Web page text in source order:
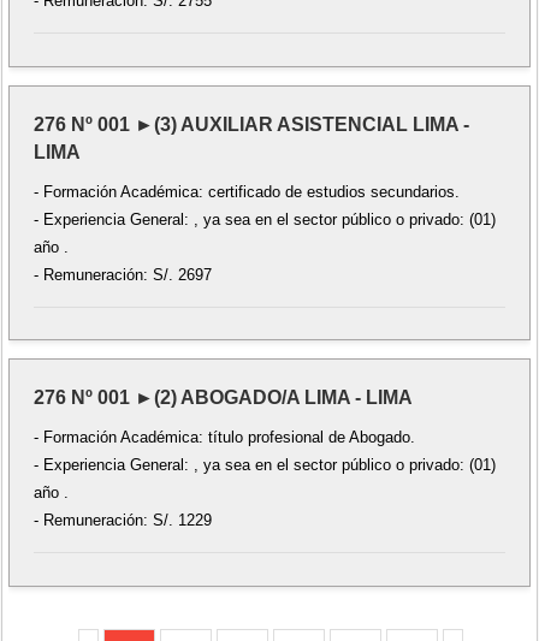
276 Nº 001 ►(3) AUXILIAR ASISTENCIAL LIMA -
LIMA
- Formación Académica: certificado de estudios secundarios.
- Experiencia General: , ya sea en el sector público o privado: (01)
año .
- Remuneración: S/. 2697
276 Nº 001 ►(2) ABOGADO/A LIMA - LIMA
- Formación Académica: título profesional de Abogado.
- Experiencia General: , ya sea en el sector público o privado: (01)
año .
- Remuneración: S/. 1229